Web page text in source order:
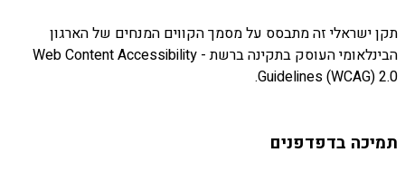
תקן ישראלי זה מתבסס על מסמך הקווים המנחים של הארגון
הבינלאומי העוסק בתקינה ברשת - Web Content Accessibility
Guidelines (WCAG) 2.0.
תמיכה בדפדפנים